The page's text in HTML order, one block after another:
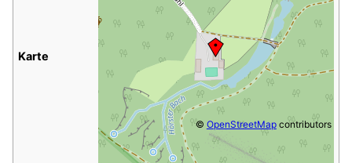
Karte
© OpenStreetMapcontributors